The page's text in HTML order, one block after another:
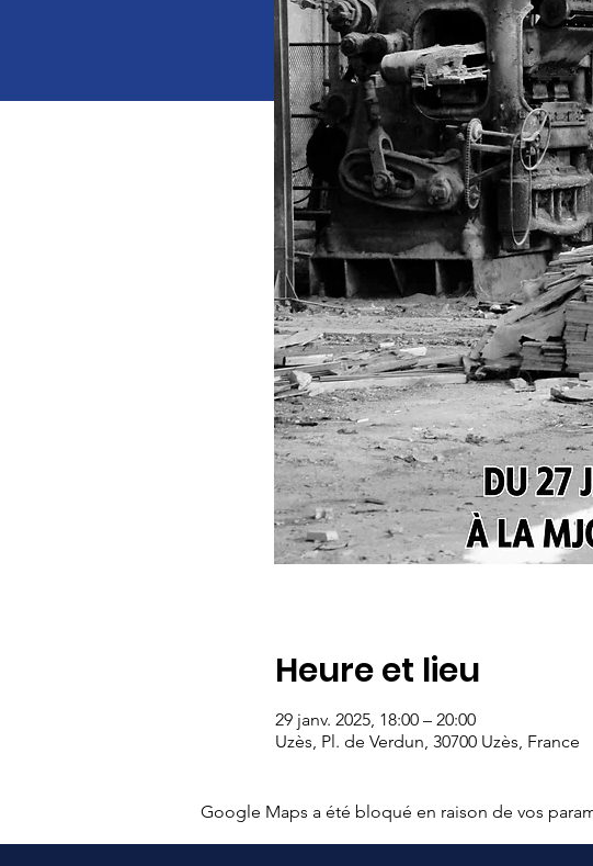
Heure et lieu
29 janv. 2025, 18:00 – 20:00
Uzès, Pl. de Verdun, 30700 Uzès, France
Google Maps a été bloqué en raison de vos